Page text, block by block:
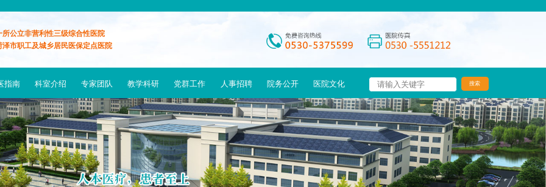
所公立非营利性三级综合性医院
泽市职工及城乡居民医保定点医院
指南 科室介绍 专家团队 教学科研 党群工作 人事招聘 院务公开 医院文化